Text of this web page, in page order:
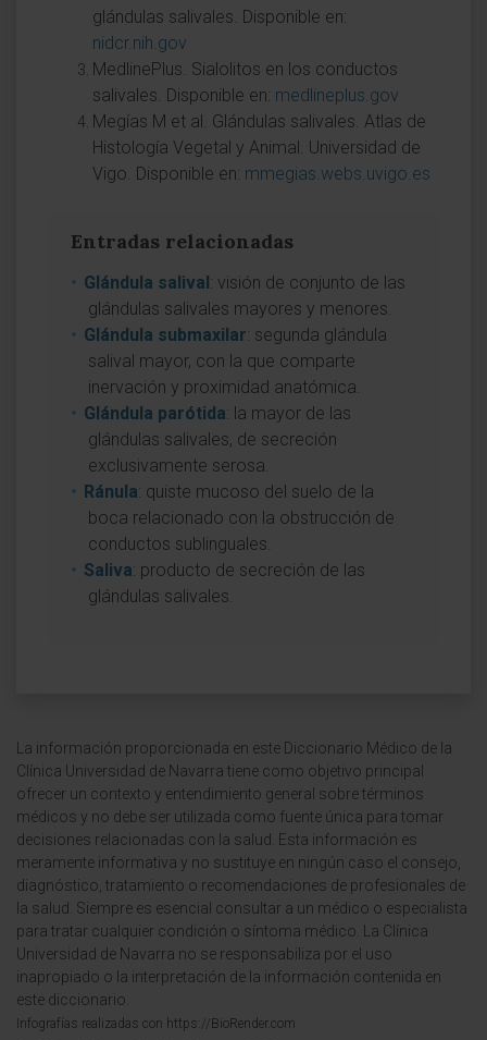
glándulas salivales. Disponible en:
nidcr.nih.gov
MedlinePlus. Sialolitos en los conductos
salivales. Disponible en: medlineplus.gov
Megías M et al. Glándulas salivales. Atlas de
Histología Vegetal y Animal. Universidad de
Vigo. Disponible en: mmegias.webs.uvigo.es
Entradas relacionadas
Glándula salival: visión de conjunto de las
glándulas salivales mayores y menores.
Glándula submaxilar: segunda glándula
salival mayor, con la que comparte
inervación y proximidad anatómica.
Glándula parótida: la mayor de las
glándulas salivales, de secreción
exclusivamente serosa.
Ránula: quiste mucoso del suelo de la
boca relacionado con la obstrucción de
conductos sublinguales.
Saliva: producto de secreción de las
glándulas salivales.
La información proporcionada en este Diccionario Médico de la
Clínica Universidad de Navarra tiene como objetivo principal
ofrecer un contexto y entendimiento general sobre términos
médicos y no debe ser utilizada como fuente única para tomar
decisiones relacionadas con la salud. Esta información es
meramente informativa y no sustituye en ningún caso el consejo,
diagnóstico, tratamiento o recomendaciones de profesionales de
la salud. Siempre es esencial consultar a un médico o especialista
para tratar cualquier condición o síntoma médico. La Clínica
Universidad de Navarra no se responsabiliza por el uso
inapropiado o la interpretación de la información contenida en
este diccionario.
Infografías realizadas con https://BioRender.com